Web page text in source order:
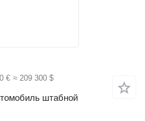
€ ≈ 209 300 $
штабной